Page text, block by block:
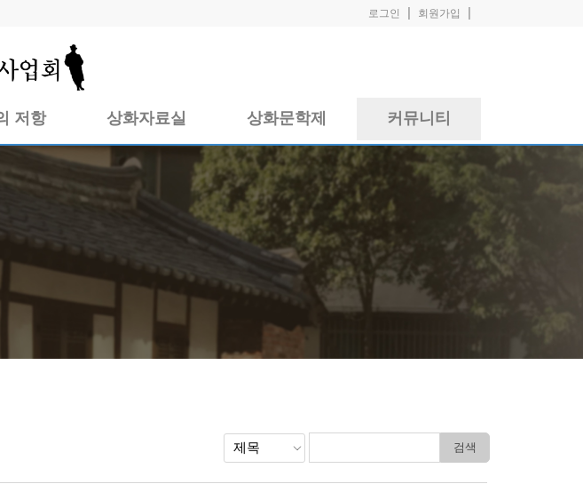
로그인 | 회원가입 |
저항 상화자료실 상화문학제 커뮤니티